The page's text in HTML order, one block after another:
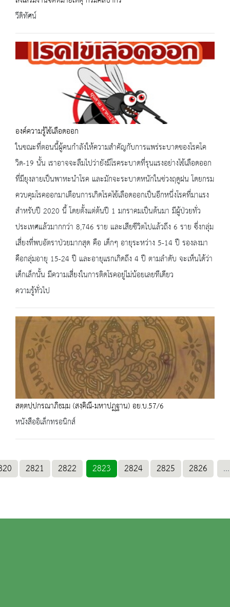
วีดิทัศน์
องค์ความรู้ไข้เลือดออก
ในขณะที่ตอนนี้ผู้คนกำลังให้ความสำคัญกับการแพร่ระบาดของโรคโค
วิด-19 นั้น เราอาจจะลืมไปว่ายังมีโรคระบาดที่รุนแรงอย่างไข้เลือดออก
ที่มียุงลายเป็นพาหะนำโรค และมักจะระบาดหนักในช่วงฤดูฝน โดยกรม
ควบคุมโรคออกมาเตือนการเกิดโรคไข้เลือดออกเป็นอีกหนึ่งโรคที่มาแรง
สำหรับปี 2020 นี้ โดยตั้งแต่ต้นปี 1 มกราคมเป็นต้นมา มีผู้ป่วยทั่ว
ประเทศแล้วมากกว่า 8,746 ราย และเสียชีวิตไปแล้วถึง 6 ราย ซึ่งกลุ่ม
เสี่ยงที่พบอัตราป่วยมากสุด คือ เด็กๆ อายุระหว่าง 5-14 ปี รองลงมา
คือกลุ่มอายุ 15-24 ปี และอายุแรกเกิดถึง 4 ปี ตามลำดับ จะเห็นได้ว่า
เด็กเล็กนั้น มีความเสี่ยงในการติดโรคอยู่ไม่น้อยเลยทีเดียว
ความรู้ทั่วไป
สตฺตปฺปกรณาภิธมฺม (สงฺคิณี-มหาปฏฺฐาน) อย.บ.57/6
หนังสืออิเล็กทรอนิกส์
2821 2822 2823 2824 2825 2826 ...